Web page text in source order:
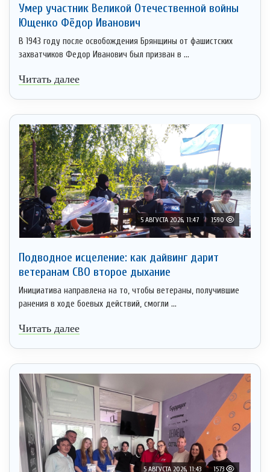
Умер участник Великой Отечественной войны
Ющенко Фёдор Иванович
В 1943 году после освобождения Брянщины от фашистских
захватчиков Федор Иванович был призван в ...
Читать далее
5 АВГУСТА 2026, 11:47 1590
Подводное исцеление: как дайвинг дарит
ветеранам СВО второе дыхание
Инициатива направлена на то, чтобы ветераны, получившие
ранения в ходе боевых действий, смогли ...
Читать далее
5 АВГУСТА 2026, 11:43 1573